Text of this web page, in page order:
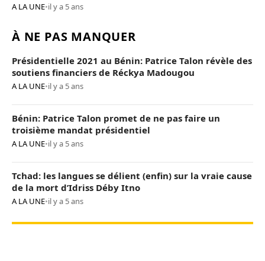
A LA UNE•il y a 5 ans
À NE PAS MANQUER
Présidentielle 2021 au Bénin: Patrice Talon révèle des
soutiens financiers de Réckya Madougou
A LA UNE•il y a 5 ans
Bénin: Patrice Talon promet de ne pas faire un
troisième mandat présidentiel
A LA UNE•il y a 5 ans
Tchad: les langues se délient (enfin) sur la vraie cause
de la mort d’Idriss Déby Itno
A LA UNE•il y a 5 ans